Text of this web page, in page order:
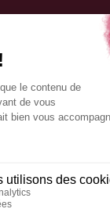
DE VENTE